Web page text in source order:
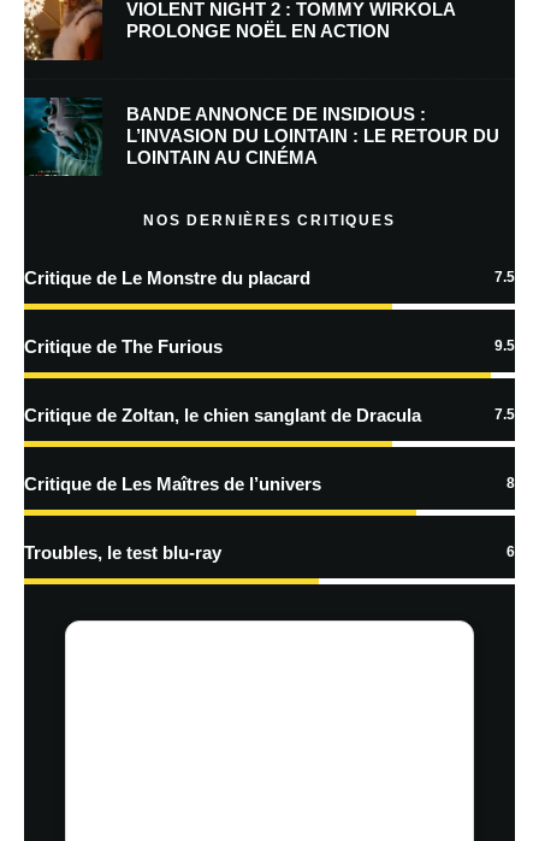
Enregistrer mon nom, mon e-mail et mon site dans le navigateur pour
mon prochain commentaire.
Prévenez-moi de tous les nouveaux commentaires par e-mail.
Prévenez-moi de tous les nouveaux articles par e-mail.
En savoir
traitées
VIOLENT NIGHT 2 : TOMMY WIRKOLA
PROLONGE NOËL EN ACTION
BANDE ANNONCE DE INSIDIOUS :
L’INVASION DU LOINTAIN : LE RETOUR DU
LOINTAIN AU CINÉMA
NOS DERNIÈRES CRITIQUES
Critique de Le Monstre du placard 7.5
Critique de The Furious 9.5
Critique de Zoltan, le chien sanglant de Dracula 7.5
Critique de Les Maîtres de l’univers 8
Troubles, le test blu-ray 6